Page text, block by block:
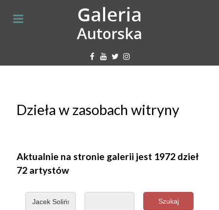
Dzieła w zasobach witryny
Aktualnie na stronie galerii jest 1972 dzieł
72 artystów
Szukaj